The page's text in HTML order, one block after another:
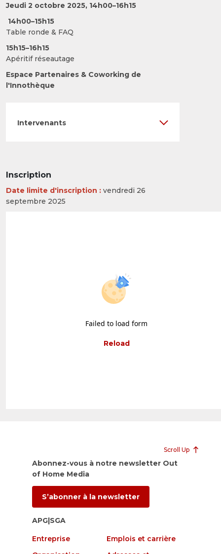
Jeudi 2 octobre 2025, 14h00–16h15
14h00–15h15
Table ronde & FAQ
15h15–16h15
Apéritif réseautage
Espace Partenaires & Coworking de
l'Innothèque
Intervenants
Inscription
Date limite d'inscription : vendredi 26
septembre 2025
Failed to load form
Reload
Scroll Up
Abonnez-vous à notre newsletter Out
of Home Media
S’abonner à la newsletter
APG|SGA
Entreprise
Emplois et carrière